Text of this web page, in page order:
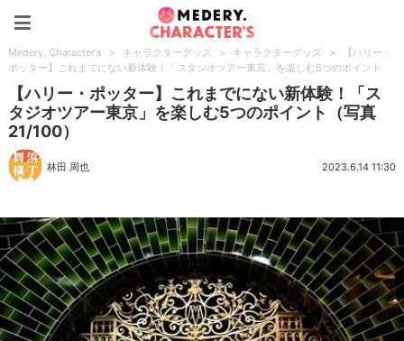
Medery. Character's > キャラクターグッズ > キャラクターグッズ >
【ハリー・
ポッター】これまでにない新体験！「スタジオツアー東京」を楽しむ5つのポイント
【ハリー・ポッター】これまでにない新体験！「ス
タジオツアー東京」を楽しむ5つのポイント（写真
21/100）
林田 周也 2023.6.14 11:30